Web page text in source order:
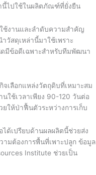
นี้ไปใช้ในผลิตภัณฑ์ที่ยั่งยืน
ช้งานและลำดับความสำคัญ
ำวัสดุเหล่านี้มาใช้เพราะ
มีข้อดีเฉพาะสำหรับทีมพัฒนา
จเลือกแหล่งวัตถุดิบที่เหมาะสม
ใช้เวลาเพียง 90-120 วันต่อ
ให้ป่าฟื้นตัวระหว่างการเก็บ
ได้เปรียบด้านผลผลิตนี้ช่วยส่ง
มต้องการพื้นที่เพาะปลูก ข้อมูล
Institute ช่วยเป็น